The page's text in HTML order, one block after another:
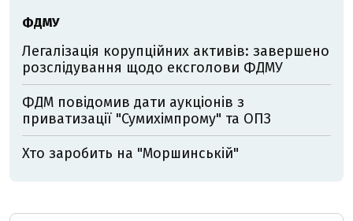
ФДМУ
Легалізація корупційних активів: завершено
розслідування щодо ексголови ФДМУ
ФДМ повідомив дати аукціонів з
приватизації "Сумихімпрому" та ОПЗ
Хто заробить на "Моршинській"